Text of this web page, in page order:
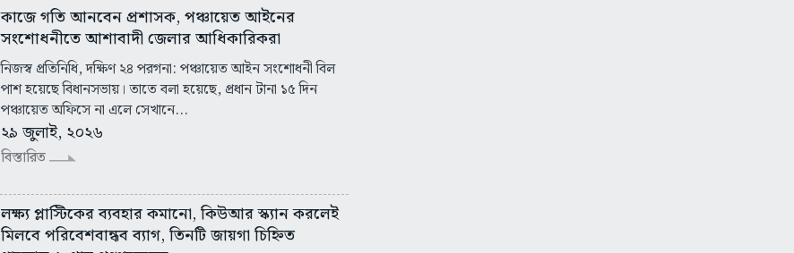
কাজে গতি আনবেন প্রশাসক, পঞ্চায়েত আইনের
সংশোধনীতে আশাবাদী জেলার আধিকারিকরা
নিজস্ব প্রতিনিধি, দক্ষিণ ২৪ পরগনা: পঞ্চায়েত আইন সংশোধনী বিল
পাশ হয়েছে বিধানসভায়। তাতে বলা হয়েছে, প্রধান টানা ১৫ দিন
পঞ্চায়েত অফিসে না এলে সেখানে...
২৯ জুলাই, ২০২৬
বিস্তারিত
লক্ষ্য প্লাস্টিকের ব্যবহার কমানো, কিউআর স্ক্যান করলেই
মিলবে পরিবেশবান্ধব ব্যাগ, তিনটি জায়গা চিহ্নিত